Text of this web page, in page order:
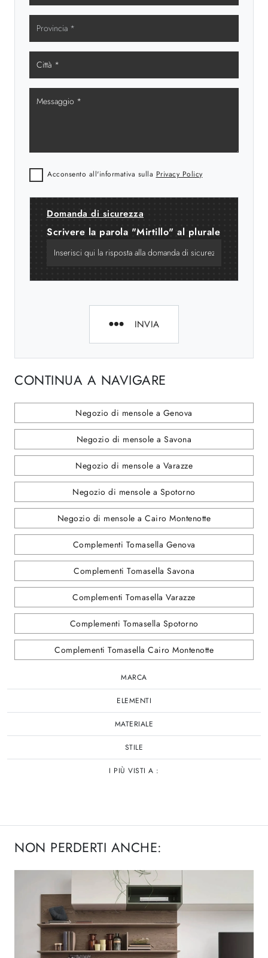
Acconsento all'informativa sulla Privacy Policy
Domanda di sicurezza
Scrivere la parola "Mirtillo" al plurale
INVIA
CONTINUA A NAVIGARE
Negozio di mensole a Genova
Negozio di mensole a Savona
Negozio di mensole a Varazze
Negozio di mensole a Spotorno
Negozio di mensole a Cairo Montenotte
Complementi Tomasella Genova
Complementi Tomasella Savona
Complementi Tomasella Varazze
Complementi Tomasella Spotorno
Complementi Tomasella Cairo Montenotte
MARCA
ELEMENTI
MATERIALE
STILE
I PIÙ VISTI A :
NON PERDERTI ANCHE: